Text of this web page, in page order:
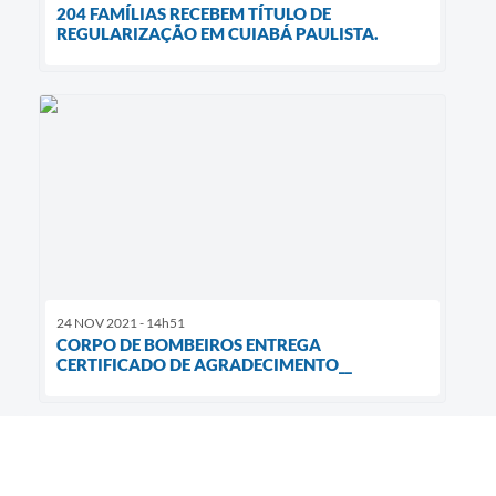
204 FAMÍLIAS RECEBEM TÍTULO DE
REGULARIZAÇÃO EM CUIABÁ PAULISTA.
24 NOV 2021 - 14h51
CORPO DE BOMBEIROS ENTREGA
CERTIFICADO DE AGRADECIMENTO__